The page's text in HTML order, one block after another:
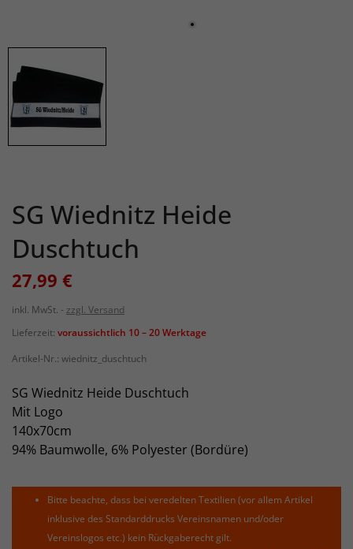
SG Wiednitz Heide
Duschtuch
27,99 €
inkl. MwSt.
zzgl. Versand
Lieferzeit: voraussichtlich 10 – 20 Werktage
Artikel-Nr.: wiednitz_duschtuch
SG Wiednitz Heide Duschtuch
Mit Logo
140x70cm
94% Baumwolle, 6% Polyester (Bordüre)
Bitte beachte, dass bei veredelten Textilien (vor allem Artikel
inklusive des Standarddrucks Vereinsnamen und/oder
Vereinslogos etc.) kein Rückgaberecht gilt.